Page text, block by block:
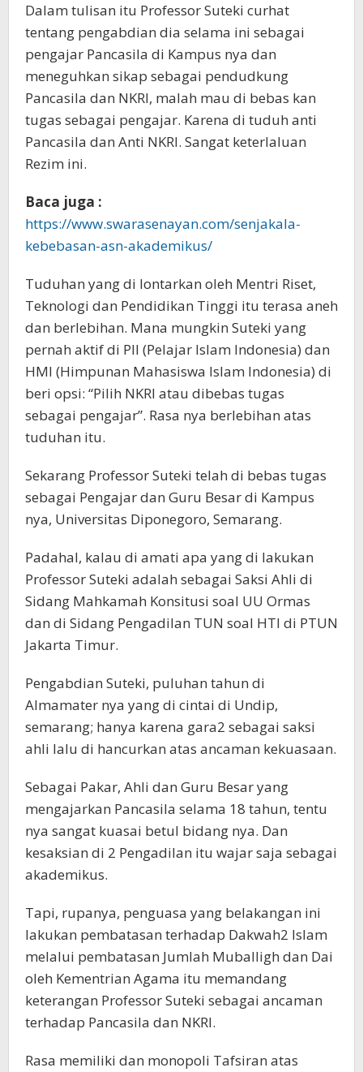
Dalam tulisan itu Professor Suteki curhat
tentang pengabdian dia selama ini sebagai
pengajar Pancasila di Kampus nya dan
meneguhkan sikap sebagai pendudkung
Pancasila dan NKRI, malah mau di bebas kan
tugas sebagai pengajar. Karena di tuduh anti
Pancasila dan Anti NKRI. Sangat keterlaluan
Rezim ini.
Baca juga :
https://www.swarasenayan.com/senjakala-
kebebasan-asn-akademikus/
Tuduhan yang di lontarkan oleh Mentri Riset,
Teknologi dan Pendidikan Tinggi itu terasa aneh
dan berlebihan. Mana mungkin Suteki yang
pernah aktif di PII (Pelajar Islam Indonesia) dan
HMI (Himpunan Mahasiswa Islam Indonesia) di
beri opsi: “Pilih NKRI atau dibebas tugas
sebagai pengajar”. Rasa nya berlebihan atas
tuduhan itu.
Sekarang Professor Suteki telah di bebas tugas
sebagai Pengajar dan Guru Besar di Kampus
nya, Universitas Diponegoro, Semarang.
Padahal, kalau di amati apa yang di lakukan
Professor Suteki adalah sebagai Saksi Ahli di
Sidang Mahkamah Konsitusi soal UU Ormas
dan di Sidang Pengadilan TUN soal HTI di PTUN
Jakarta Timur.
Pengabdian Suteki, puluhan tahun di
Almamater nya yang di cintai di Undip,
semarang; hanya karena gara2 sebagai saksi
ahli lalu di hancurkan atas ancaman kekuasaan.
Sebagai Pakar, Ahli dan Guru Besar yang
mengajarkan Pancasila selama 18 tahun, tentu
nya sangat kuasai betul bidang nya. Dan
kesaksian di 2 Pengadilan itu wajar saja sebagai
akademikus.
Tapi, rupanya, penguasa yang belakangan ini
lakukan pembatasan terhadap Dakwah2 Islam
melalui pembatasan Jumlah Muballigh dan Dai
oleh Kementrian Agama itu memandang
keterangan Professor Suteki sebagai ancaman
terhadap Pancasila dan NKRI.
Rasa memiliki dan monopoli Tafsiran atas